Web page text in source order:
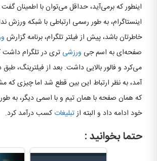
اینطور که برمی‌آید، حداقل می‌توان با اطمینان
اینستاگرام، به طور رسمی ارتباطی با شبکه ورزش
خاطرتان باشد، پیش از فیلتر تلگرام، برنامه گزارش
صفحه‌ای به اسم جی ورزشی تری در تلگرام داشت
می‌کرد و فالور بالایی داشت. بعد از فیلترینگ، طبق
آمد، به نظر ارتباط این بین قطع شد اما چیزی
که همان صفحه با همان تیم و با اسمی دیگر، به
خود ادامه داد و البته ازتبلیغات کسب درآمد کرد.
حتما بخوانید :